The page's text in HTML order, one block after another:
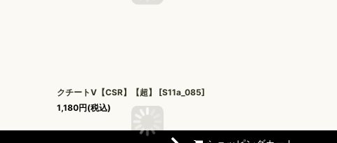
クチートV【CSR】【超】 [S11a_085]
1,180円(税込)